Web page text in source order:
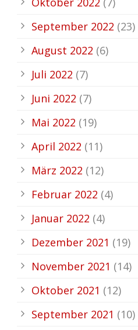
September 2022 (23)
August 2022 (6)
Juli 2022 (7)
Juni 2022 (7)
Mai 2022 (19)
April 2022 (11)
März 2022 (12)
Februar 2022 (4)
Januar 2022 (4)
Dezember 2021 (19)
November 2021 (14)
Oktober 2021 (12)
September 2021 (10)